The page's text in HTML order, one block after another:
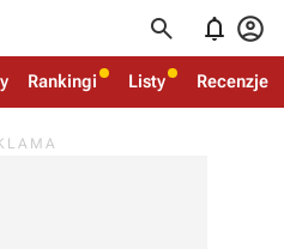
  
Rankingi Listy Recenzje